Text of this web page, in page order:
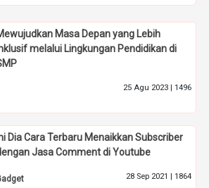
Masa Depan yang Lebih
melalui Lingkungan Pendidikan di
25 Agu 2023 | 1496
Dia Cara Terbaru Menaikkan Subscriber
Jasa Comment di Youtube
28 Sep 2021 | 1864